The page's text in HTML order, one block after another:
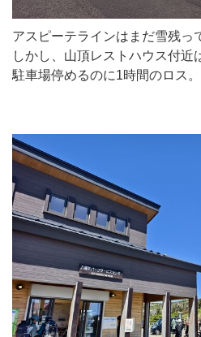
アスピーテラインはまだ雪残っ
しかし、山頂レストハウス付近
駐車場停めるのに1時間のロス。